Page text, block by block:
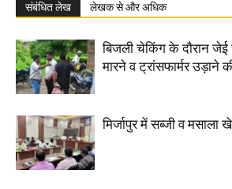
संबंधित लेख लेखक से और अधिक
बिजली चेकिंग के दौरान
मारने व ट्रांसफार्मर उड़ाने
मिर्जापुर में सब्जी व मसाला